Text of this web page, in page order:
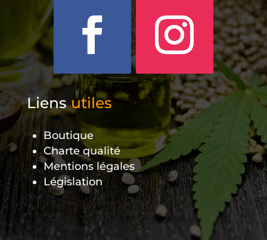
Liens utiles
Boutique
Charte qualité
Mentions légales
Législation